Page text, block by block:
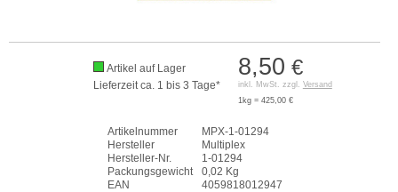
8,50 €
inkl. MwSt. zzgl. Versand
1kg = 425,00 €
Artikel auf Lager
Lieferzeit ca. 1 bis 3 Tage*
Artikelnummer
MPX-1-01294
Hersteller
Multiplex
Hersteller-Nr.
1-01294
Packungsgewicht
0,02 Kg
EAN
4059818012947